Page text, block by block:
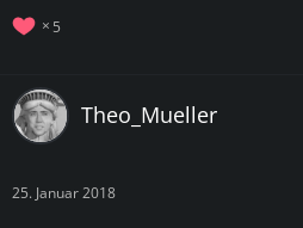
5
Theo_Mueller
25. Januar 2018